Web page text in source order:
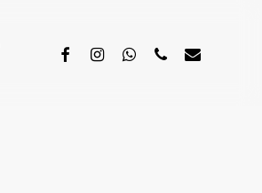
facebookinstagramwhatsappphoneemail